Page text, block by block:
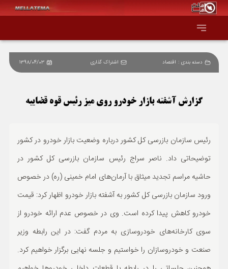
صفحه اصلی
همه عناوین
سیاست و جهان
جامعه و فرهنگ
ورزشی
دسته بندی : اقتصاد اشتراک گذاری 1398/04/03
گزارش آشفته بازار خودرو روی میز رئیس قوه قضاییه
رئیس سازمان بازرسی کل کشور درباره وضعیت بازار خودرو در کشور
توضیحاتی داد. ناصر سراج رئیس سازمان بازرسی کل کشور در
حاشیه مراسم تجدید میثاق با آرمان‌های امام خمینی (ره) در خصوص
ورود سازمان بازرسی کل کشور به آشفته بازار خودرو اظهار کرد: قیمت
خودرو کاهش پیدا کرده است. وی در خصوص عدم ارائه خودرو از
سوی کارخانه‌ها‌ی خودروسازی به مردم گفت: در این رابطه وزیر
صنعت و خودروسازان را خواستیم و جلسه نهایی برگزار خواهیم کرد.